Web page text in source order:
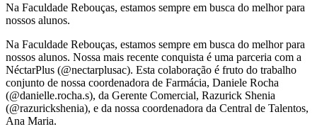
Na Faculdade Rebouças, estamos sempre em busca do melhor para
nossos alunos.
Na Faculdade Rebouças, estamos sempre em busca do melhor para
nossos alunos. Nossa mais recente conquista é uma parceria com a
NéctarPlus (@nectarplusac). Esta colaboração é fruto do trabalho
conjunto de nossa coordenadora de Farmácia, Daniele Rocha
(@danielle.rocha.s), da Gerente Comercial, Razurick Shenia
(@razurickshenia), e da nossa coordenadora da Central de Talentos,
Ana Maria.